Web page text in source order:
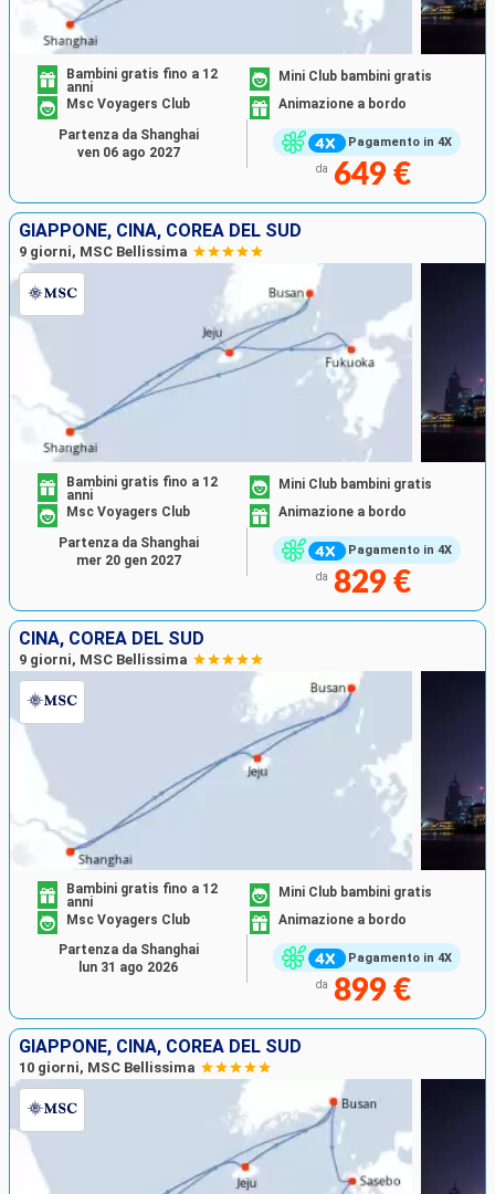
Pagamento in 4X
Bambini gratis fino a 12
anni
Mini Club bambini gratis
Msc Voyagers Club
Animazione a bordo
da 649 €
Partenza da Shanghai
ven 06 ago 2027
GIAPPONE, CINA, COREA DEL SUD
9 giorni, MSC Bellissima
Pagamento in 4X
Bambini gratis fino a 12
anni
Mini Club bambini gratis
Msc Voyagers Club
Animazione a bordo
da 829 €
Partenza da Shanghai
mer 20 gen 2027
CINA, COREA DEL SUD
9 giorni, MSC Bellissima
Pagamento in 4X
Bambini gratis fino a 12
anni
Mini Club bambini gratis
Msc Voyagers Club
Animazione a bordo
da 899 €
Partenza da Shanghai
lun 31 ago 2026
GIAPPONE, CINA, COREA DEL SUD
10 giorni, MSC Bellissima